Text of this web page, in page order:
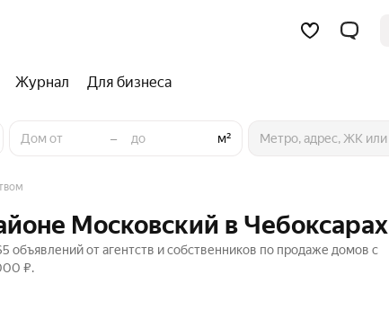
Журнал Для бизнеса
– м²
Московский в Чебоксарах
от агентств и собственников по продаже домов с
₽.